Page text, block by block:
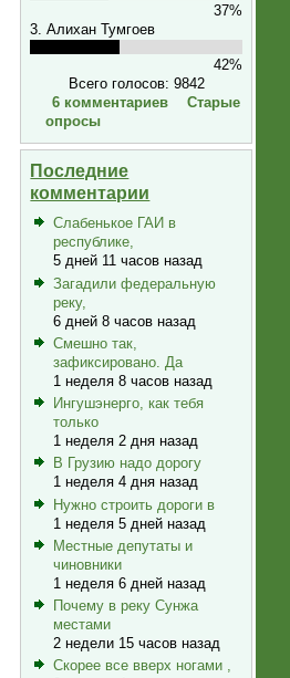
37%
3. Алихан Тумгоев
42%
Всего голосов: 9842
6 комментариев
Старые
опросы
Последние
комментарии
Слабенькое ГАИ в
республике,
5 дней 11 часов назад
Загадили федеральную
реку,
6 дней 8 часов назад
Смешно так,
зафиксировано. Да
1 неделя 8 часов назад
Ингушэнерго, как тебя
только
1 неделя 2 дня назад
В Грузию надо дорогу
1 неделя 4 дня назад
Нужно строить дороги в
1 неделя 5 дней назад
Местные депутаты и
чиновники
1 неделя 6 дней назад
Почему в реку Сунжа
местами
2 недели 15 часов назад
Скорее все вверх ногами ,